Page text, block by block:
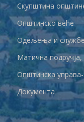
Скупштина
Општинско веће
Одељења и
Матична
Општинска
Документа